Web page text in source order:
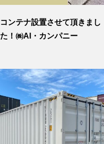
コンテナ設置させて頂きまし
た！㈱AI・カンパニー